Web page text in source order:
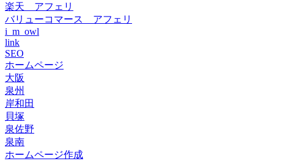
楽天 アフェリ
バリューコマース アフェリ
i_m_owl
link
SEO
ホームページ
大阪
泉州
岸和田
貝塚
泉佐野
泉南
ホームページ作成